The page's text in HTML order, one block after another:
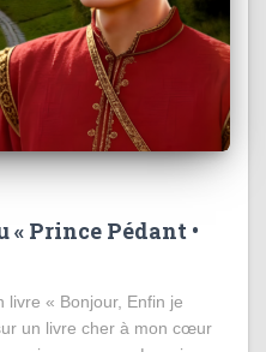
Prince Pédant •
livre « Bonjour, Enfin je
un livre cher à mon cœur